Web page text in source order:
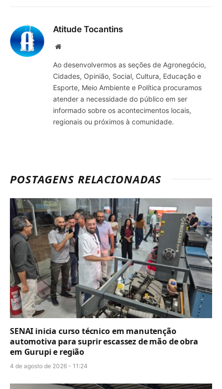
Atitude Tocantins
Site
Ao desenvolvermos as seções de Agronegócio,
Cidades, Opinião, Social, Cultura, Educação e
Esporte, Meio Ambiente e Política procuramos
atender a necessidade do público em ser
informado sobre os acontecimentos locais,
regionais ou próximos à comunidade.
POSTAGENS RELACIONADAS
SENAI inicia curso técnico em manutenção
automotiva para suprir escassez de mão de obra
em Gurupi e região
4 de agosto de 2026 - 11:24